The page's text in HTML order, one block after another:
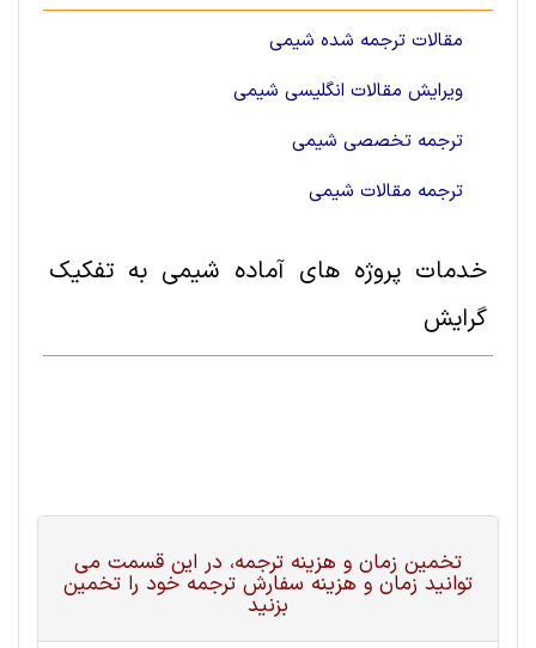
مقالات ترجمه شده شیمی
ویرایش مقالات انگلیسی شیمی
ترجمه تخصصی شیمی
ترجمه مقالات شیمی
خدمات پروژه های آماده شيمی به تفکیک
گرایش
تخمین زمان و هزینه ترجمه، در این قسمت می
توانید زمان و هزینه سفارش ترجمه خود را تخمین
بزنید